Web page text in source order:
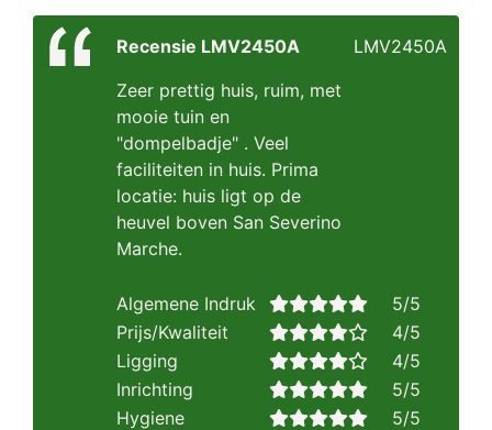
Recensie LMV2450A
Zeer prettig huis, ruim, met
mooie tuin en
"dompelbadje" . Veel
faciliteiten in huis. Prima
locatie: huis ligt op de
heuvel boven San Severino
Marche.
LMV2450A
Algemene Indruk
5/5
Prijs/Kwaliteit
4/5
Ligging
4/5
Inrichting
5/5
Hygiene
5/5